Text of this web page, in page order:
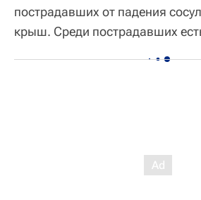
пострадавших от падения
крыш. Среди пострадавших